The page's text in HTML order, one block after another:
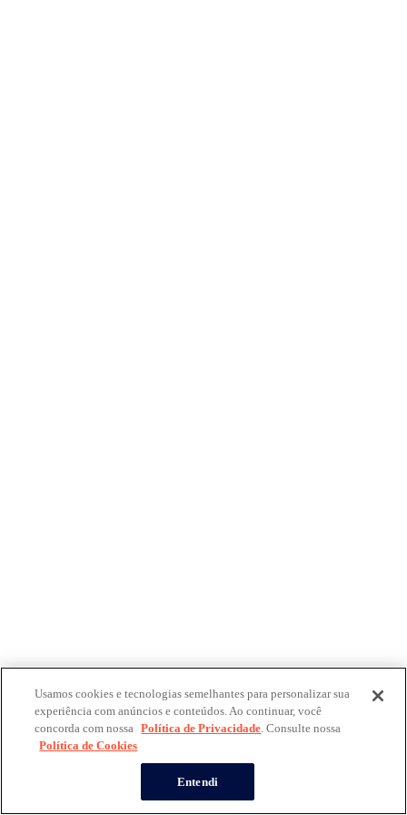
Usamos cookies e tecnologias semelhantes para personalizar sua
experiência com anúncios e conteúdos. Ao continuar, você
concorda com nossa Política de Privacidade. Consulte nossa
Política de Cookies
Entendi